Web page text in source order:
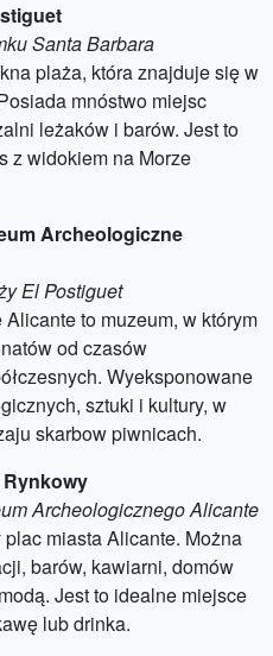
Santa Barbara
plaża, która znajduje się w
mnóstwo miejsc
leżaków i barów. Jest to
z widokiem na Morze
Archeologiczne
El Postiguet
to muzeum, w którym
od czasów
Wyeksponowane
sztuki i kultury, w
skarbow piwnicach.
Archeologicznego Alicante
miasta Alicante. Można
barów, kawiarni, domów
Jest to idealne miejsce
lub drinka.